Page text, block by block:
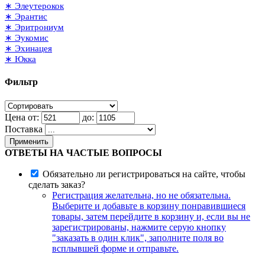
∗ Элеутерокок
∗ Эрантис
∗ Эритрониум
∗ Эукомис
∗ Эхинацея
∗ Юкка
Фильтр
Цена от:
до:
Поставка
Применить
ОТВЕТЫ НА ЧАСТЫЕ ВОПРОСЫ
Обязательно ли регистрироваться на сайте, чтобы
сделать заказ?
Регистрация желательна, но не обязательна.
Выберите и добавьте в корзину понравившиеся
товары, затем перейдите в корзину и, если вы не
зарегистрированы, нажмите серую кнопку
"заказать в один клик", заполните поля во
всплывшей форме и отправьте.